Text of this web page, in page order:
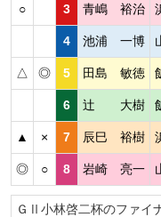
○ 3 青嶋 裕治
4 池浦 一博
△ ◎ 5 田島 敏徳
6 辻 大樹
▲ × 7 辰巳 裕樹
◎ ○ 8 岩崎 亮一
ＧⅡ小林啓二杯のファイ